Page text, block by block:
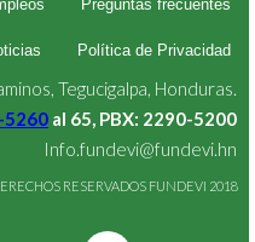
Preguntas frecuentes
Política de Privacidad
Tegucigalpa, Honduras.
5260 al 65, PBX: 2290-5200
Info.fundevi@fundevi.hn
RESERVADOS FUNDEVI 2018